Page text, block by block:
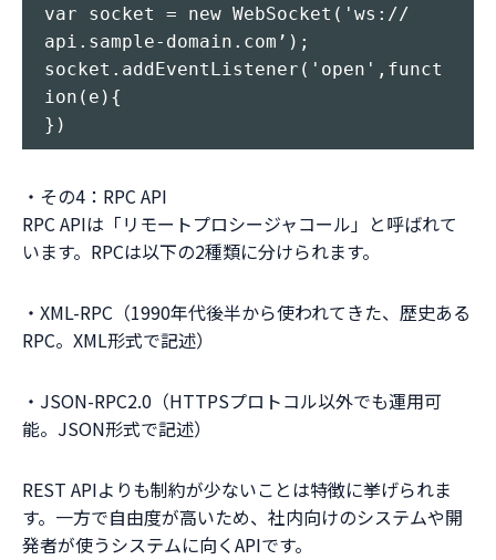
var socket = new WebSocket('ws://
api.sample-domain.com’);
socket.addEventListener('open',funct
ion(e){
・その4：RPC API
RPC APIは「リモートプロシージャコール」と呼ばれて
います。RPCは以下の2種類に分けられます。
・XML-RPC（1990年代後半から使われてきた、歴史ある
RPC。XML形式で記述）
・JSON-RPC2.0（HTTPSプロトコル以外でも運用可
能。JSON形式で記述）
REST APIよりも制約が少ないことは特徴に挙げられま
す。一方で自由度が高いため、社内向けのシステムや開
発者が使うシステムに向くAPIです。